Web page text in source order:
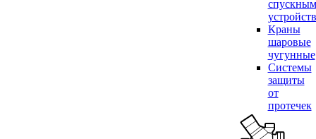
спускным
Краны
шаровые
чугунные
Системы
защиты
от
протечек